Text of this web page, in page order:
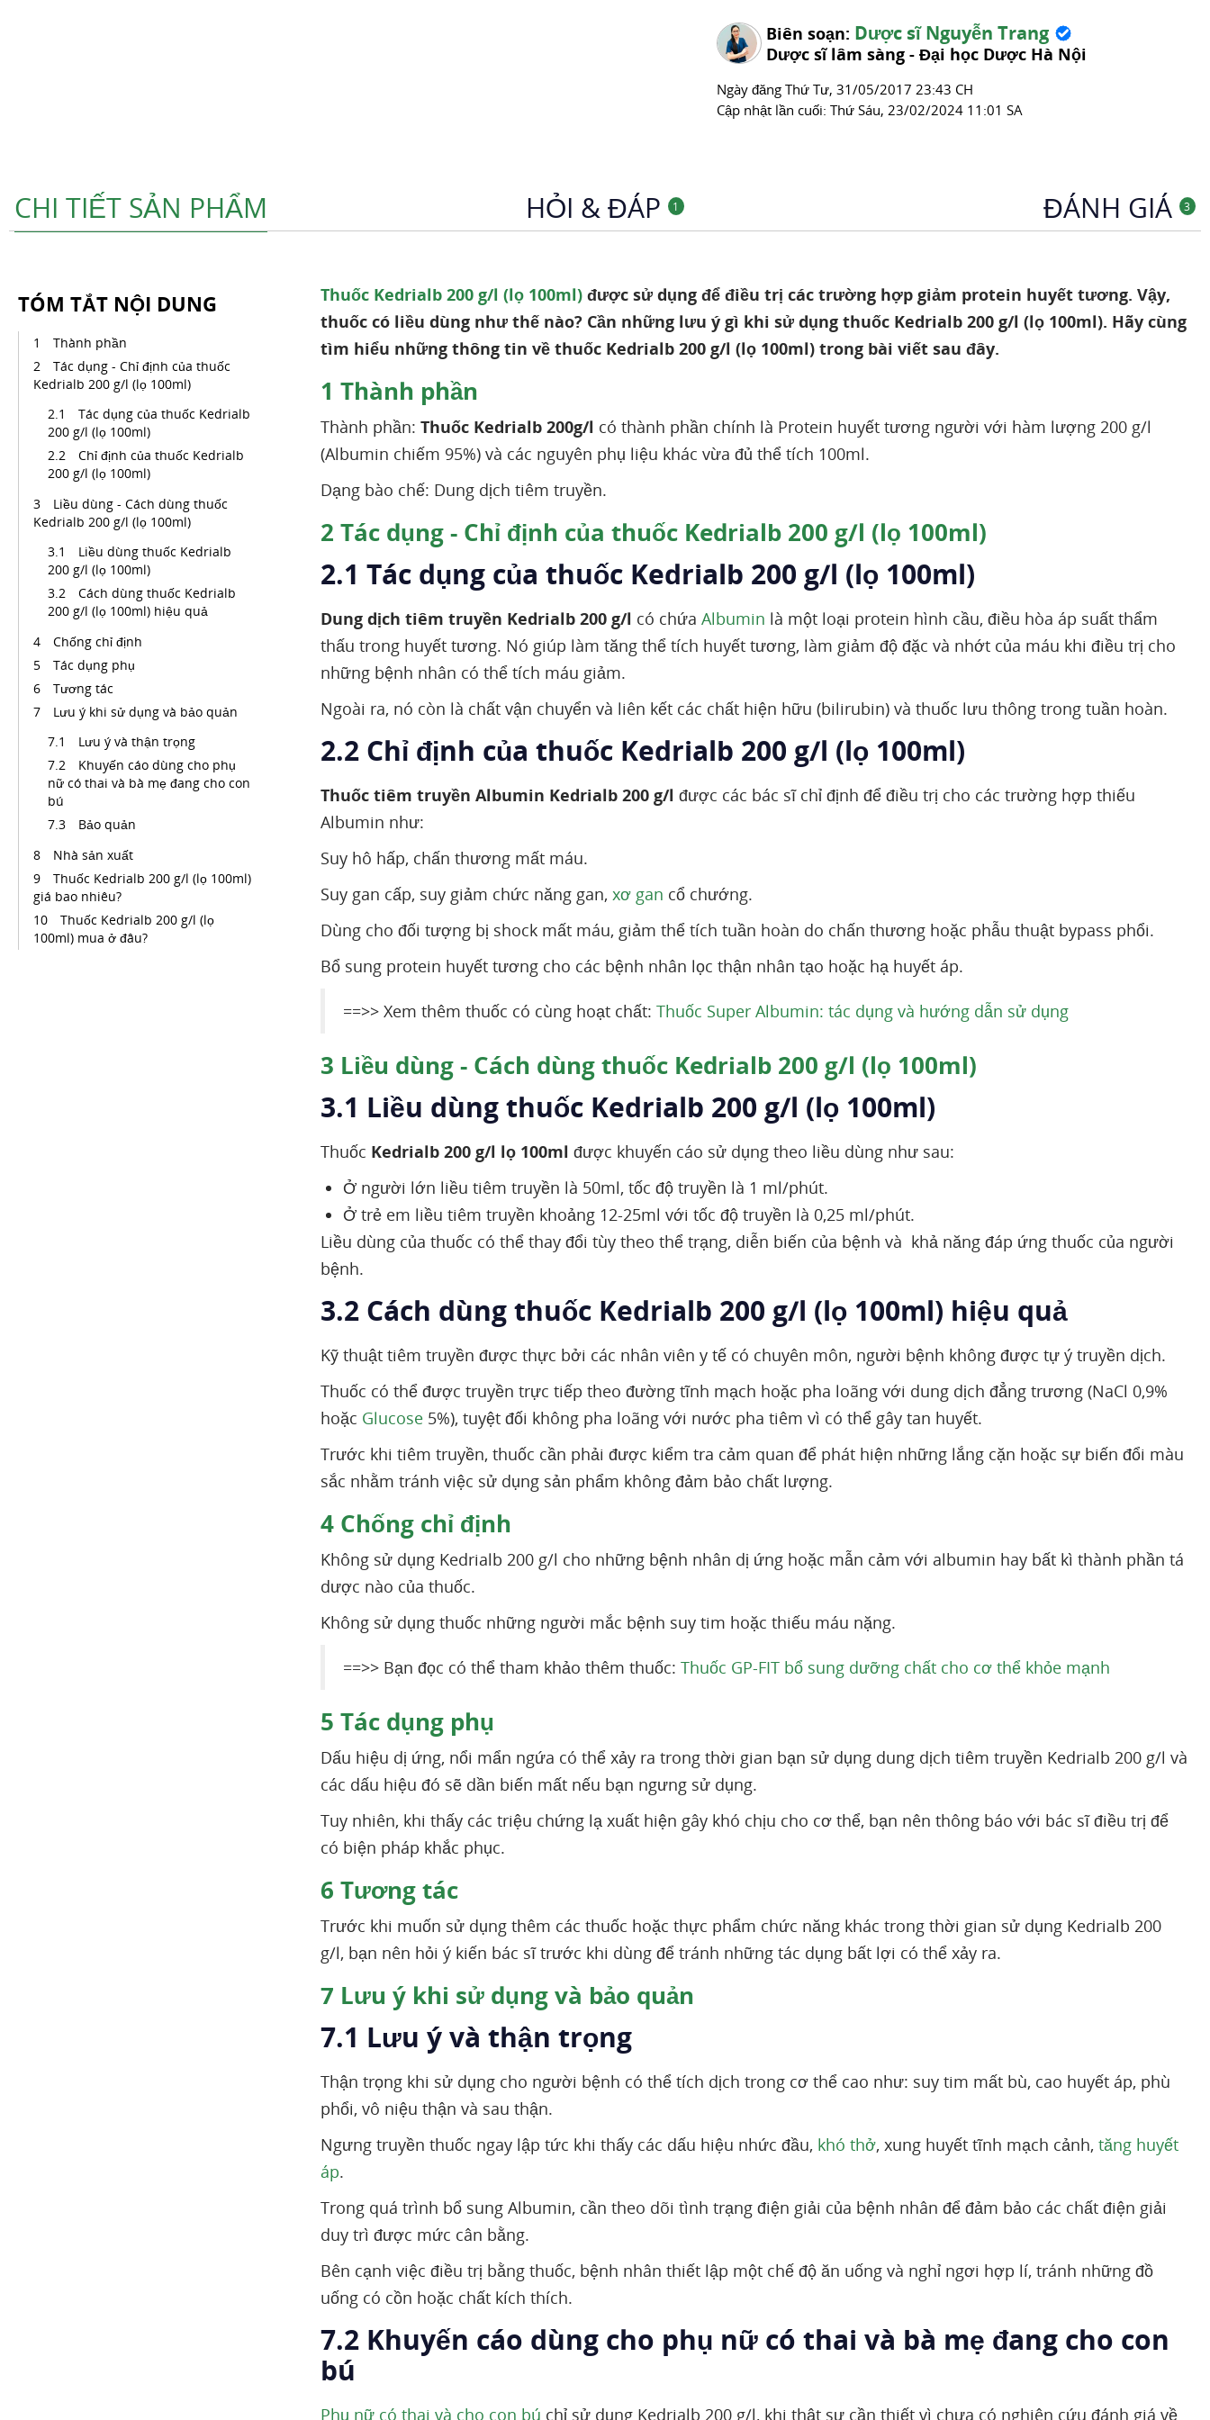
Biên soạn: Dược sĩ Nguyễn Trang
Dược sĩ lâm sàng - Đại học Dược Hà Nội
Ngày đăng Thứ Tư, 31/05/2017 23:43 CH
Cập nhật lần cuối: Thứ Sáu, 23/02/2024 11:01 SA
CHI TIẾT SẢN PHẨM HỎI & ĐÁP 1 ĐÁNH GIÁ 3
TÓM TẮT NỘI DUNG
Thành phần
Tác dụng - Chỉ định của thuốc
Kedrialb 200 g/l (lọ 100ml)
Tác dụng của thuốc Kedrialb
200 g/l (lọ 100ml)
Chỉ định của thuốc Kedrialb
200 g/l (lọ 100ml)
Liều dùng - Cách dùng thuốc
Kedrialb 200 g/l (lọ 100ml)
Liều dùng thuốc Kedrialb
200 g/l (lọ 100ml)
Cách dùng thuốc Kedrialb
200 g/l (lọ 100ml) hiệu quả
Chống chỉ định
Tác dụng phụ
Tương tác
Lưu ý khi sử dụng và bảo quản
Lưu ý và thận trọng
Khuyến cáo dùng cho phụ
nữ có thai và bà mẹ đang cho con
bú
Bảo quản
Nhà sản xuất
Thuốc Kedrialb 200 g/l (lọ 100ml)
giá bao nhiêu?
Thuốc Kedrialb 200 g/l (lọ
100ml) mua ở đâu?
Thuốc Kedrialb 200 g/l (lọ 100ml) được sử dụng để điều trị các trường hợp giảm protein huyết tương. Vậy,
thuốc có liều dùng như thế nào? Cần những lưu ý gì khi sử dụng thuốc Kedrialb 200 g/l (lọ 100ml). Hãy cùng
tìm hiểu những thông tin về thuốc Kedrialb 200 g/l (lọ 100ml) trong bài viết sau đây.
1 Thành phần
Thành phần: Thuốc Kedrialb 200g/l có thành phần chính là Protein huyết tương người với hàm lượng 200 g/l
(Albumin chiếm 95%) và các nguyên phụ liệu khác vừa đủ thể tích 100ml.
Dạng bào chế: Dung dịch tiêm truyền.
2 Tác dụng - Chỉ định của thuốc Kedrialb 200 g/l (lọ 100ml)
2.1 Tác dụng của thuốc Kedrialb 200 g/l (lọ 100ml)
Dung dịch tiêm truyền Kedrialb 200 g/l có chứa Albumin là một loại protein hình cầu, điều hòa áp suất thẩm
thấu trong huyết tương. Nó giúp làm tăng thể tích huyết tương, làm giảm độ đặc và nhớt của máu khi điều trị cho
những bệnh nhân có thể tích máu giảm.
Ngoài ra, nó còn là chất vận chuyển và liên kết các chất hiện hữu (bilirubin) và thuốc lưu thông trong tuần hoàn.
2.2 Chỉ định của thuốc Kedrialb 200 g/l (lọ 100ml)
Thuốc tiêm truyền Albumin Kedrialb 200 g/l được các bác sĩ chỉ định để điều trị cho các trường hợp thiếu
Albumin như:
Suy hô hấp, chấn thương mất máu.
Suy gan cấp, suy giảm chức năng gan, xơ gan cổ chướng.
Dùng cho đối tượng bị shock mất máu, giảm thể tích tuần hoàn do chấn thương hoặc phẫu thuật bypass phổi.
Bổ sung protein huyết tương cho các bệnh nhân lọc thận nhân tạo hoặc hạ huyết áp.
==>> Xem thêm thuốc có cùng hoạt chất: Thuốc Super Albumin: tác dụng và hướng dẫn sử dụng
3 Liều dùng - Cách dùng thuốc Kedrialb 200 g/l (lọ 100ml)
3.1 Liều dùng thuốc Kedrialb 200 g/l (lọ 100ml)
Thuốc Kedrialb 200 g/l lọ 100ml được khuyến cáo sử dụng theo liều dùng như sau:
Ở người lớn liều tiêm truyền là 50ml, tốc độ truyền là 1 ml/phút.
Ở trẻ em liều tiêm truyền khoảng 12-25ml với tốc độ truyền là 0,25 ml/phút.
Liều dùng của thuốc có thể thay đổi tùy theo thể trạng, diễn biến của bệnh và khả năng đáp ứng thuốc của người
bệnh.
3.2 Cách dùng thuốc Kedrialb 200 g/l (lọ 100ml) hiệu quả
Kỹ thuật tiêm truyền được thực bởi các nhân viên y tế có chuyên môn, người bệnh không được tự ý truyền dịch.
Thuốc có thể được truyền trực tiếp theo đường tĩnh mạch hoặc pha loãng với dung dịch đẳng trương (NaCl 0,9%
hoặc Glucose 5%), tuyệt đối không pha loãng với nước pha tiêm vì có thể gây tan huyết.
Trước khi tiêm truyền, thuốc cần phải được kiểm tra cảm quan để phát hiện những lắng cặn hoặc sự biến đổi màu
sắc nhằm tránh việc sử dụng sản phẩm không đảm bảo chất lượng.
4 Chống chỉ định
Không sử dụng Kedrialb 200 g/l cho những bệnh nhân dị ứng hoặc mẫn cảm với albumin hay bất kì thành phần tá
dược nào của thuốc.
Không sử dụng thuốc những người mắc bệnh suy tim hoặc thiếu máu nặng.
==>> Bạn đọc có thể tham khảo thêm thuốc: Thuốc GP-FIT bổ sung dưỡng chất cho cơ thể khỏe mạnh
5 Tác dụng phụ
Dấu hiệu dị ứng, nổi mẩn ngứa có thể xảy ra trong thời gian bạn sử dụng dung dịch tiêm truyền Kedrialb 200 g/l và
các dấu hiệu đó sẽ dần biến mất nếu bạn ngưng sử dụng.
Tuy nhiên, khi thấy các triệu chứng lạ xuất hiện gây khó chịu cho cơ thể, bạn nên thông báo với bác sĩ điều trị để
có biện pháp khắc phục.
6 Tương tác
Trước khi muốn sử dụng thêm các thuốc hoặc thực phẩm chức năng khác trong thời gian sử dụng Kedrialb 200
g/l, bạn nên hỏi ý kiến bác sĩ trước khi dùng để tránh những tác dụng bất lợi có thể xảy ra.
7 Lưu ý khi sử dụng và bảo quản
7.1 Lưu ý và thận trọng
Thận trọng khi sử dụng cho người bệnh có thể tích dịch trong cơ thể cao như: suy tim mất bù, cao huyết áp, phù
phổi, vô niệu thận và sau thận.
Ngưng truyền thuốc ngay lập tức khi thấy các dấu hiệu nhức đầu, khó thở, xung huyết tĩnh mạch cảnh, tăng huyết
áp.
Trong quá trình bổ sung Albumin, cần theo dõi tình trạng điện giải của bệnh nhân để đảm bảo các chất điện giải
duy trì được mức cân bằng.
Bên cạnh việc điều trị bằng thuốc, bệnh nhân thiết lập một chế độ ăn uống và nghỉ ngơi hợp lí, tránh những đồ
uống có cồn hoặc chất kích thích.
7.2 Khuyến cáo dùng cho phụ nữ có thai và bà mẹ đang cho con
bú
Phụ nữ có thai và cho con bú chỉ sử dụng Kedrialb 200 g/l, khi thật sự cần thiết vì chưa có nghiên cứu đánh giá về